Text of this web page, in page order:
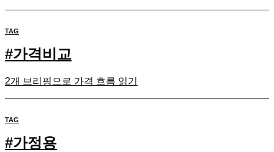
TAG
#가격비교
2개 브리핑으로 가격 흐름 읽기
TAG
#가정용